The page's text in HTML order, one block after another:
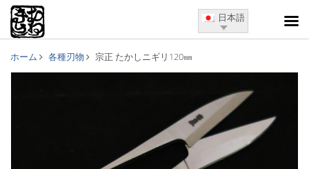
日本語
ホーム 各種刃物 宗正 たかしニギリ120㎜